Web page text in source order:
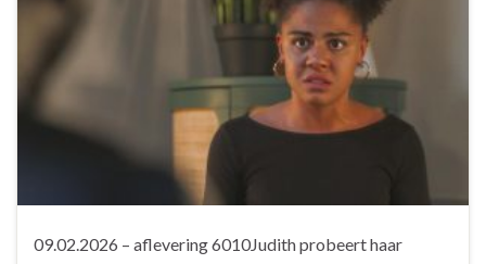
09.02.2026 – aflevering 6010Judith probeert haar